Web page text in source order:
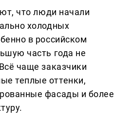
что люди начали
холодных
в российском
часть года не
чаще заказчики
теплые оттенки,
фасады и более